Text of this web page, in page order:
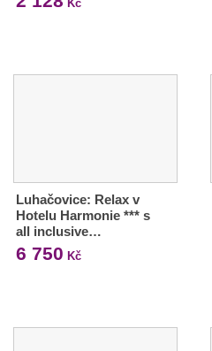
Kč
Luhačovice: Relax v
Hotelu Harmonie *** s
all inclusive…
6 750 Kč